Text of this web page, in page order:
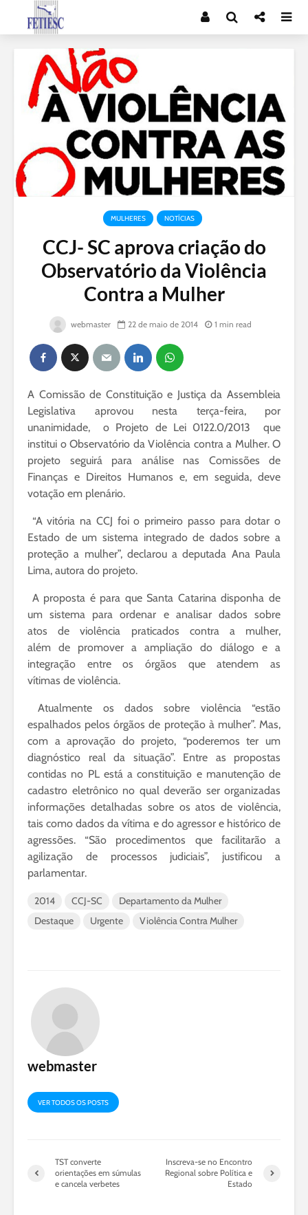
MULHERES NOTÍCIAS
CCJ- SC aprova criação do
Observatório da Violência
Contra a Mulher
webmaster 22 de maio de 2014 1 min read
A Comissão de Constituição e Justiça da Assembleia
Legislativa aprovou nesta terça-feira, por
unanimidade, o Projeto de Lei 0122.0/2013 que
institui o Observatório da Violência contra a Mulher. O
projeto seguirá para análise nas Comissões de
Finanças e Direitos Humanos e, em seguida, deve
votação em plenário.
“A vitória na CCJ foi o primeiro passo para dotar o
Estado de um sistema integrado de dados sobre a
proteção a mulher”, declarou a deputada Ana Paula
Lima, autora do projeto.
A proposta é para que Santa Catarina disponha de
um sistema para ordenar e analisar dados sobre
atos de violência praticados contra a mulher,
além de promover a ampliação do diálogo e a
integração entre os órgãos que atendem as
vítimas de violência.
Atualmente os dados sobre violência “estão
espalhados pelos órgãos de proteção à mulher”. Mas,
com a aprovação do projeto, “poderemos ter um
diagnóstico real da situação”. Entre as propostas
contidas no PL está a constituição e manutenção de
cadastro eletrônico no qual deverão ser organizadas
informações detalhadas sobre os atos de violência,
tais como dados da vítima e do agressor e histórico de
agressões. “São procedimentos que facilitarão a
agilização de processos judiciais”, justificou a
parlamentar.
2014 CCJ-SC
Departamento da Mulher
Destaque
Urgente Violência Contra Mulher
webmaster
VER TODOS OS POSTS
TST converte
orientações em súmulas
e cancela verbetes
Inscreva-se no Encontro
Regional sobre Política e
Estado